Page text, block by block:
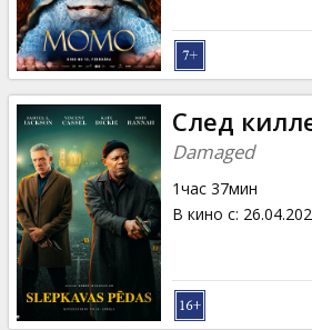
B2B
Клуб
След
Damaged
1час 37мин
В кино с: